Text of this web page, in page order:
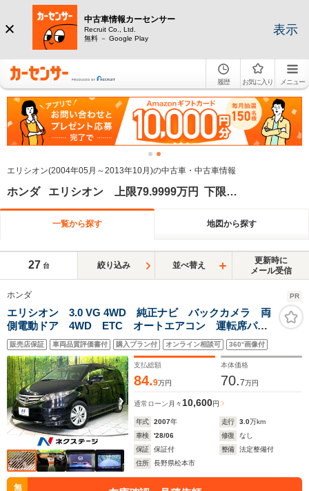
中古車情報カーセンサー
Recruit Co., Ltd.
無料 － Google Play
表示
履歴 お気に入り メニュー
エリシオン(2004年05月～2013年10月)の中古車・中古車情報
ホンダ エリシオン 上限79.9999万円 下限70万円
一覧から探す 地図から探す
27 台 絞り込み 並べ替え
更新時に
メール受信
ホンダ PR
エリシオン 3.0 VG 4WD 純正ナビ バックカメラ 両
側電動ドア 4WD ETC オートエアコン 運転席パワ
ーシート スマートキー HIDヘッド オートライト 純
正17インチアルミホイール CD/DVD再生
販売店保証 車両品質評価書付 購入プラン付 オンライン相談可 360°画像付
支払総額
84.9万円
本体価格
70.7万円
通常ローン 月々10,600円
年式 2007年 走行 3.0万km
車検
'28/06 修復
なし
保証
保証付 整備
法定整備付
住所
長野県松本市
無